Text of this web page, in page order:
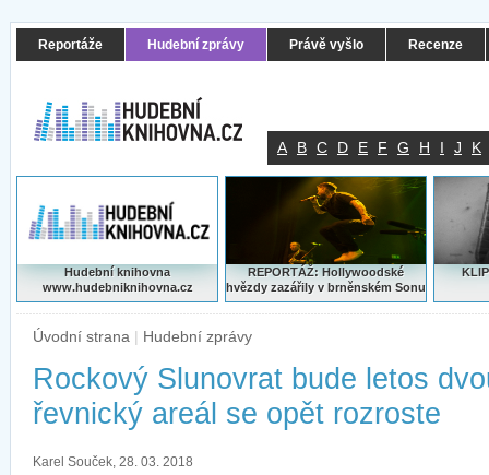
Reportáže Hudební zprávy Právě vyšlo Recenze
A B C D E F G H I J K
Hudební knihovna
www.hudebniknihovna.cz
REPORTÁŽ: Hollywoodské
hvězdy zazářily v brněnském Sonu
Úvodní strana | Hudební zprávy
Rockový Slunovrat bude letos
řevnický areál se opět rozroste
Karel Souček, 28. 03. 2018